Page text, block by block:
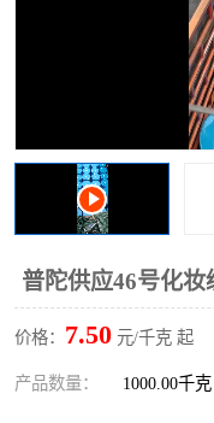
普陀供应46号化
价格： 7.50 元/千克 起
产品数量： 1000.00千克